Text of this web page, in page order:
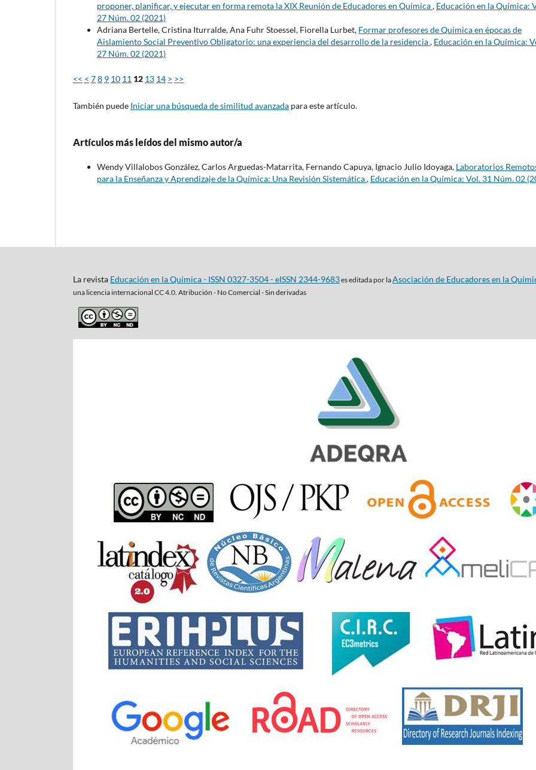
proponer, planificar, y ejecutar en forma remota la XIX Reunión de Educadores en Química, Educación en la Química:
27 Núm. 02 (2021)
Adriana Bertelle, Cristina Iturralde, Ana Fuhr Stoessel, Fiorella Lurbet, Formar profesores de Química en épocas de
Aislamiento Social Preventivo Obligatorio: una experiencia del desarrollo de la residencia, Educación en la Química:
27 Núm. 02 (2021)
<< < 78 9 10 11 12 13 14 > >>
También puede Iniciar una búsqueda de similitud avanzada para este artículo.
Artículos más leídos del mismo autor/a
Wendy Villalobos González, Carlos Arguedas-Matarrita, Fernando Capuya, Ignacio Julio Idoyaga, Laboratorios
para la Enseñanza y Aprendizaje de la Química: Una Revisión Sistemática, Educación en la Química: Vol. 31 Núm. 02
La revista Educación en la Química - ISSN 0327-3504 - eISSN 2344-9683es editada por laAsociación de Educadores en la
una licencia internacional CC 4.0. Atribución - No Comercial - Sin derivadas